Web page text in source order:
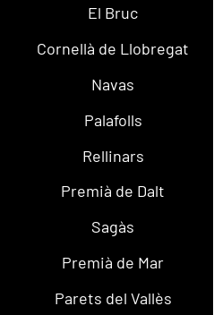
El Bruc
Cornellà de Llobregat
Navas
Palafolls
Rellinars
Premià de Dalt
Sagàs
Premià de Mar
Parets del Vallès